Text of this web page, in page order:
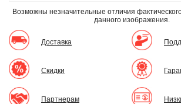
Возможны незначительные отличия
данного изображения.
Доставка
Скидки
Партнерам